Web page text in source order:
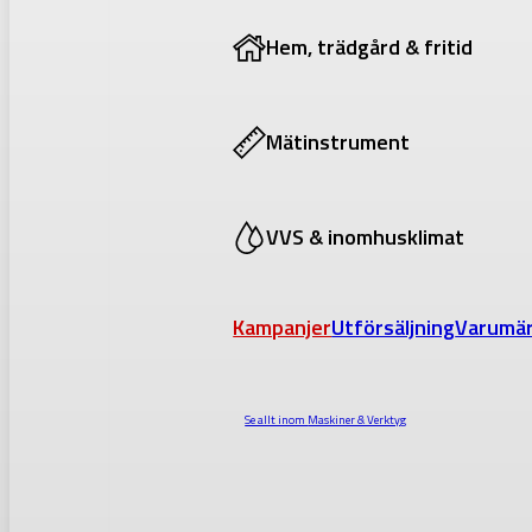
Hem, trädgård & fritid
Mätinstrument
VVS & inomhusklimat
KampanjerUtförsäljning
Se allt inom Maskiner & Verktyg